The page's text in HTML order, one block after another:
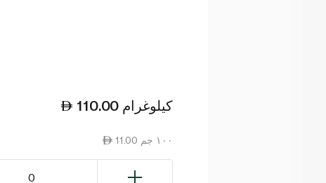
110.00 كيلوغرام
11.00 ١٠٠ جم
0